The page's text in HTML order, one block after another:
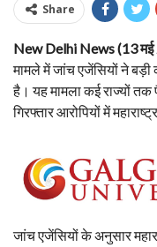
Share
New Delhi News (13
मामले में जांच एजेंसियों ने बड़ी
है। यह मामला कई राज्यों
गिरफ्तार आरोपियों में
जांच एजेंसियों के अनुसार